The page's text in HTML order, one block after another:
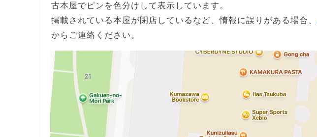
古本屋でピンを色分けして表示しています。
掲載されている本屋が閉店しているなど、情報に誤りがある場合、
からご連絡ください。